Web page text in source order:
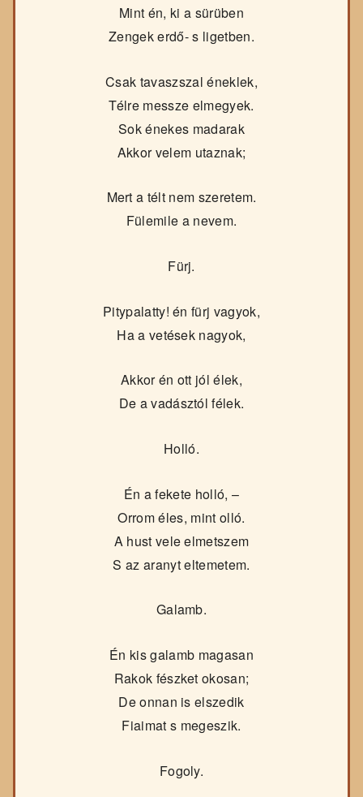
Mint én, ki a sürüben
Zengek erdő- s ligetben.
Csak tavaszszal éneklek,
Télre messze elmegyek.
Sok énekes madarak
Akkor velem utaznak;
Mert a télt nem szeretem.
Fülemile a nevem.
Fürj.
Pitypalatty! én fürj vagyok,
Ha a vetések nagyok,
Akkor én ott jól élek,
De a vadásztól félek.
Holló.
Én a fekete holló, –
Orrom éles, mint olló.
A hust vele elmetszem
S az aranyt eltemetem.
Galamb.
Én kis galamb magasan
Rakok fészket okosan;
De onnan is elszedik
Fiaimat s megeszik.
Fogoly.